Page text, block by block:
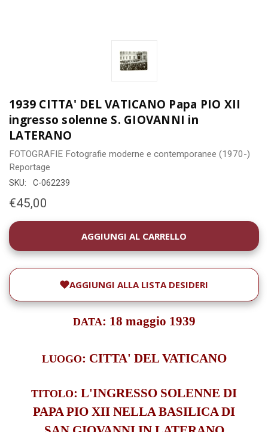
1939 CITTA' DEL VATICANO Papa PIO XII
ingresso solenne S. GIOVANNI in
LATERANO
FOTOGRAFIE Fotografie moderne e contemporanee (1970-)
Reportage
SKU: C-062239
€45,00
DISPONIBILITÀ
ATTUALE:
AGGIUNGI ALLA LISTA DESIDERI
DATA: 18 maggio 1939
LUOGO: CITTA' DEL VATICANO
TITOLO: L'INGRESSO SOLENNE DI
PAPA PIO XII NELLA BASILICA DI